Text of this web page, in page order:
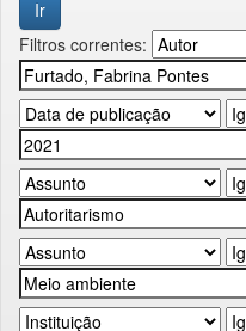
Filtros correntes: